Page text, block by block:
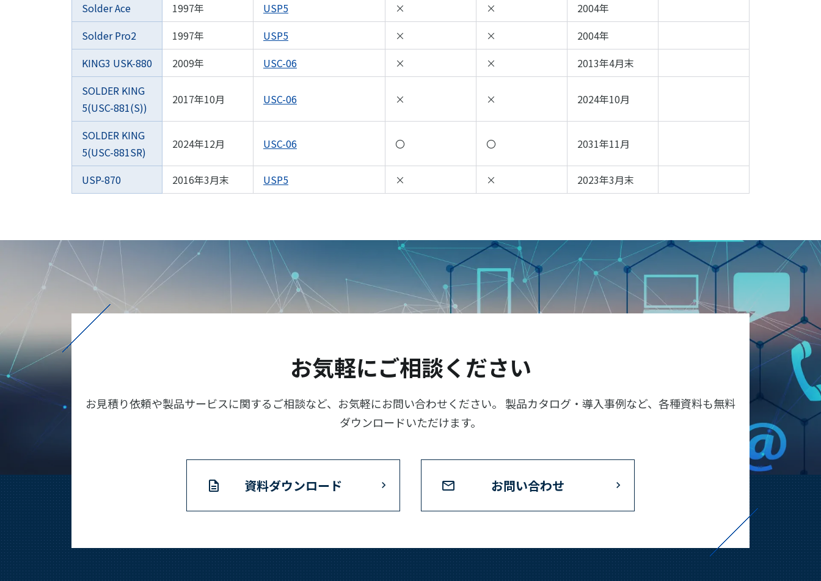
Solder Ace
1997年 USP5 × ×
2004年
Solder Pro2
1997年 USP5 × ×
2004年
KING3 USK-880
2009年 USC-06 × ×
2013年4月末
SOLDER KING
5(USC-881(S))
2017年10月 USC-06 × × 2024年10月
SOLDER KING
5(USC-881SR)
2024年12月 USC-06 〇 〇 2031年11月
USP-870 2016年3月末 USP5 × × 2023年3月末
お気軽にご相談ください
お見積り依頼や製品サービスに関するご相談など、お気軽にお問い合わせください。 製品カタログ・導入事例など、各種資料も無料
ダウンロードいただけます。
資料ダウンロード お問い合わせ